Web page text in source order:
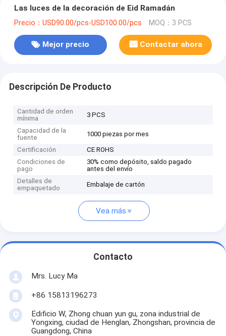
Las luces de la decoración de Eid Ramadán
Precio：USD90.00/pcs-USD100.00/pcs MOQ：3 PCS
Mejor precio Contactar ahora
Descripción De Producto
Cantidad de orden
mínima
3 PCS
Capacidad de la
fuente
1000 piezas por mes
Certificación
CE ROHS
Condiciones de
pago
30% como depósito, saldo pagado
antes del envío
Detalles de
empaquetado
Embalaje de cartón
Vea más
Contacto
Mrs. Lucy Ma
+86 15813196273
Edificio W, Zhong chuan yun gu, zona industrial de
Yongxing, ciudad de Henglan, Zhongshan, provincia de
Guangdong, China